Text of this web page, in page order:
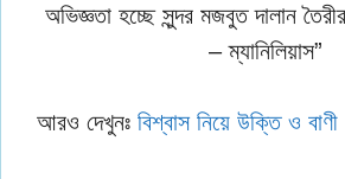
অভিজ্ঞতা হচ্ছে সুন্দর মজবুত দালান
– ম্যানিলিয়াস”
আরও দেখুনঃ বিশ্বাস নিয়ে উক্তি ও বাণী